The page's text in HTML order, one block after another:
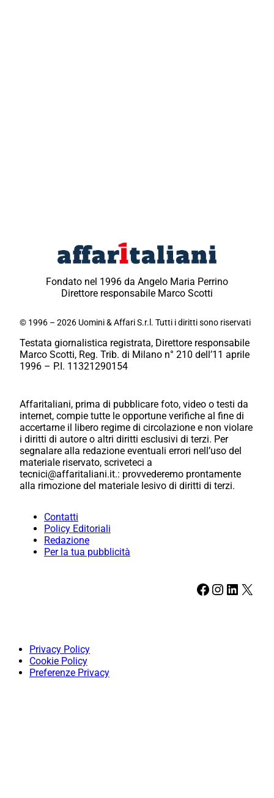
Fondato nel 1996 da Angelo Maria Perrino
Direttore responsabile Marco Scotti
© 1996 – 2026 Uomini & Affari S.r.l. Tutti i diritti sono riservati
Testata giornalistica registrata, Direttore responsabile
Marco Scotti, Reg. Trib. di Milano n° 210 dell’11 aprile
1996 – P.I. 11321290154
Affaritaliani, prima di pubblicare foto, video o testi da
internet, compie tutte le opportune verifiche al fine di
accertarne il libero regime di circolazione e non violare
i diritti di autore o altri diritti esclusivi di terzi. Per
segnalare alla redazione eventuali errori nell’uso del
materiale riservato, scriveteci a
tecnici@affaritaliani.it.: provvederemo prontamente
alla rimozione del materiale lesivo di diritti di terzi.
Contatti
Policy Editoriali
Redazione
Per la tua pubblicità
Facebook Instagram LinkedIn X
Privacy Policy
Cookie Policy
Preferenze Privacy